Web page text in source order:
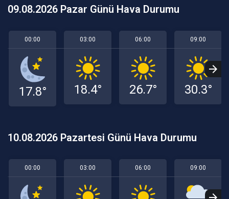
09.08.2026 Pazar Günü Hava Durumu
00:00
17.8°
03:00
18.4°
06:00
26.7°
09:00
30.3°
10.08.2026 Pazartesi Günü Hava Durumu
00:00 03:00 06:00 09:00